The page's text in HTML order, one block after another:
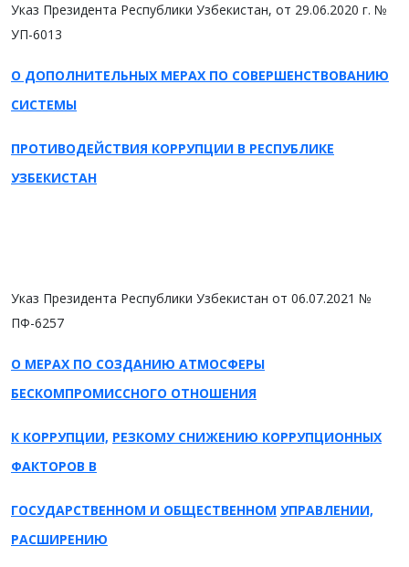
Указ Президента Республики Узбекистан, от 29.06.2020 г. №
УП-6013
О ДОПОЛНИТЕЛЬНЫХ МЕРАХ ПО СОВЕРШЕНСТВОВАНИЮ
СИСТЕМЫ
ПРОТИВОДЕЙСТВИЯ КОРРУПЦИИ В РЕСПУБЛИКЕ
УЗБЕКИСТАН
Указ Президента Республики Узбекистан от 06.07.2021 №
ПФ-6257
О МЕРАХ ПО СОЗДАНИЮ АТМОСФЕРЫ
БЕСКОМПРОМИССНОГО ОТНОШЕНИЯ
К КОРРУПЦИИ, РЕЗКОМУ СНИЖЕНИЮ КОРРУПЦИОННЫХ
ФАКТОРОВ В
ГОСУДАРСТВЕННОМ И ОБЩЕСТВЕННОМ УПРАВЛЕНИИ,
РАСШИРЕНИЮ